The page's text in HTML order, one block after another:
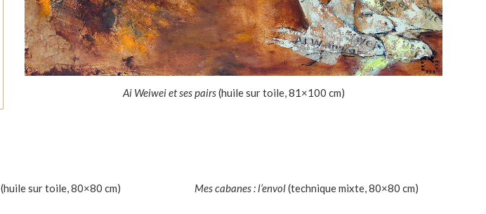
Ai Weiwei et ses pairs(huile sur toile, 81×100 cm)
(huile sur toile, 80×80 cm) Mes cabanes : l’envol(technique mixte, 80×80 cm)